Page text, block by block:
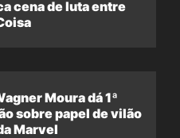
cena de luta entre
Moura dá 1ª
sobre papel de vilão
Marvel